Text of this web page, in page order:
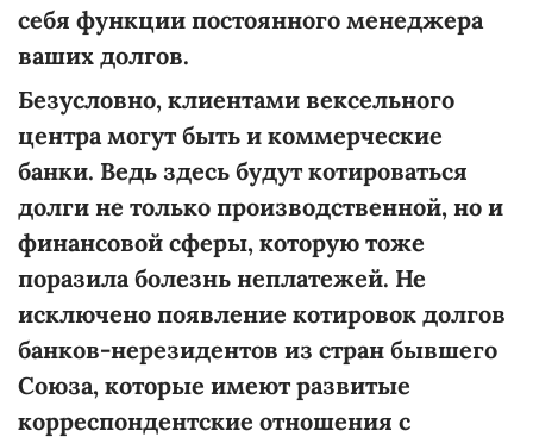
себя функции постоянного менеджера
ваших долгов.
Безусловно, клиентами вексельного
центра могут быть и коммерческие
банки. Ведь здесь будут котироваться
долги не только производственной, но и
финансовой сферы, которую тоже
поразила болезнь неплатежей. Не
исключено появление котировок долгов
банков-нерезидентов из стран бывшего
Союза, которые имеют развитые
корреспондентские отношения с